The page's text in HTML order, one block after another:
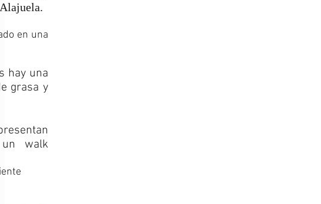
en una
hay una
grasa y
walk